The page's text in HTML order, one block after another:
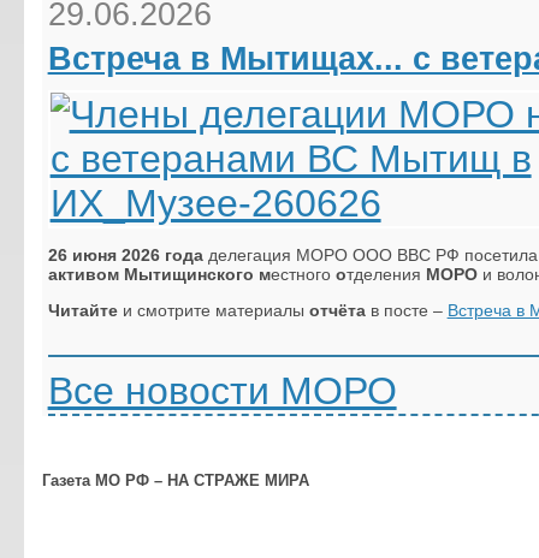
29.06.2026
Встреча в Мытищах... с
26 июня 2026 года делегация МОРО ООО ВВС РФ посетила
активом Мытищинского местного отделения МОРОи
Читайтеи смотрите материалы отчётав посте – Встреча в
Все новости МОРО
Газета МО РФ – НА СТРАЖЕ МИРА